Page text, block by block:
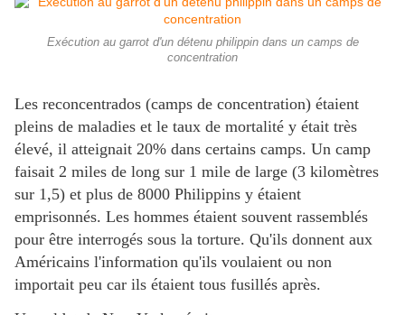
Exécution au garrot d'un détenu philippin dans un camps de
concentration
Les reconcentrados (camps de concentration) étaient
pleins de maladies et le taux de mortalité y était très
élevé, il atteignait 20% dans certains camps. Un camp
faisait 2 miles de long sur 1 mile de large (3 kilomètres
sur 1,5) et plus de 8000 Philippins y étaient
emprisonnés. Les hommes étaient souvent rassemblés
pour être interrogés sous la torture. Qu'ils donnent aux
Américains l'information qu'ils voulaient ou non
importait peu car ils étaient tous fusillés après.